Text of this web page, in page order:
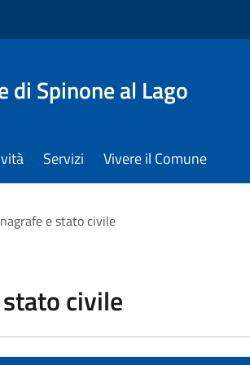
di Spinone al Lago
Servizi Vivere il Comune
e stato civile
civile